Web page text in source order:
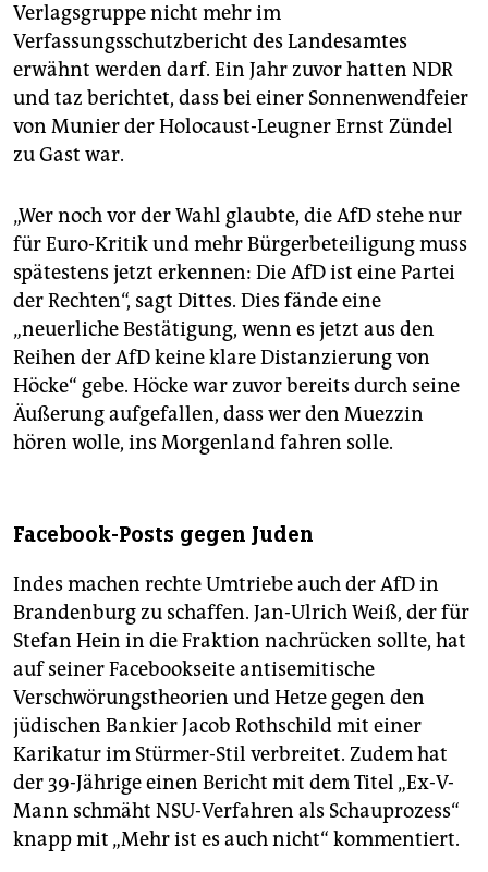
Verlagsgruppe nicht mehr im
Verfassungsschutzbericht des Landesamtes
erwähnt werden darf. Ein Jahr zuvor hatten NDR
und taz berichtet, dass bei einer Sonnenwendfeier
von Munier der Holocaust-Leugner Ernst Zündel
zu Gast war.
„Wer noch vor der Wahl glaubte, die AfD stehe nur
für Euro-Kritik und mehr Bürgerbeteiligung muss
spätestens jetzt erkennen: Die AfD ist eine Partei
der Rechten“, sagt Dittes. Dies fände eine
„neuerliche Bestätigung, wenn es jetzt aus den
Reihen der AfD keine klare Distanzierung von
Höcke“ gebe. Höcke war zuvor bereits durch seine
Äußerung aufgefallen, dass wer den Muezzin
hören wolle, ins Morgenland fahren solle.
Facebook-Posts gegen Juden
Indes machen rechte Umtriebe auch der AfD in
Brandenburg zu schaffen. Jan-Ulrich Weiß, der für
Stefan Hein in die Fraktion nachrücken sollte, hat
auf seiner Facebookseite antisemitische
Verschwörungstheorien und Hetze gegen den
jüdischen Bankier Jacob Rothschild mit einer
Karikatur im Stürmer-Stil verbreitet. Zudem hat
der 39-Jährige einen Bericht mit dem Titel „Ex-V-
Mann schmäht NSU-Verfahren als Schauprozess“
knapp mit „Mehr ist es auch nicht“ kommentiert.